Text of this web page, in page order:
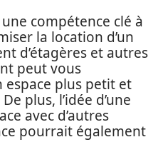
compétence clé à
la location d’un
d’étagères et autres
peut vous
plus petit et
plus, l’idée d’une
avec d’autres
pourrait également